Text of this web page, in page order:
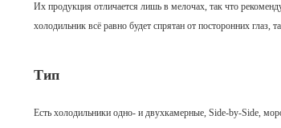
Их продукция отличается лишь в мелочах, так что
холодильник всё равно будет спрятан от посторонних глаз,
Тип
Есть холодильники одно- и двухкамерные, Side-by-Side,